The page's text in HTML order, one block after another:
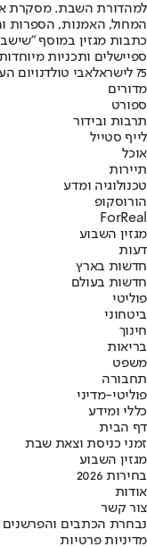
למהדורת השבת. מסקרת את
המחול, האמנות, הספרות
כתבות מגזין במוסף
ספיישלים ותכניות
75 לישראל
אבי טולדנויום
מדורים
ספורט
תרבות ובידור
לייף סטייל
אוכל
תיירות
טכנולוגיה ומדע
הורוסקופ
ForReal
מגזין השבוע
דעות
חדשות בארץ
חדשות בעולם
פוליטי
ביטחוני
חינוך
בריאות
משפט
תחבורה
פוליטי-מדיני
כללי ומידע
דף הבית
זמני כניסת וצאת שבת
מגזין השבוע
בחירות 2026
אודות
צור קשר
נבחרת הכתבים והפרשנים
מדיניות פרטיות